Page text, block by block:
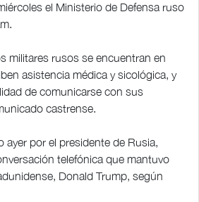
el Ministerio de Defensa ruso
militares rusos se encuentran en
asistencia médica y sicológica, y
de comunicarse con sus
castrense.
ayer por el presidente de Rusia,
telefónica que mantuvo
Donald Trump, según